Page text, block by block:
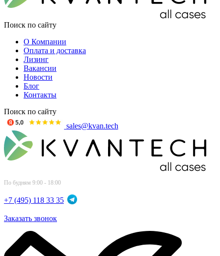
Поиск по сайту
О Компании
Оплата и доставка
Лизинг
Вакансии
Новости
Блог
Контакты
Поиск по сайту
sales@kvan.tech
По будням 9:00 - 18:00
+7 (495) 118 33 35
Заказать звонок